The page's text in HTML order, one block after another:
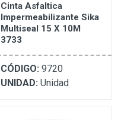
Cinta Asfaltica
Impermeabilizante Sika
Multiseal 15 X 10M
3733
CÓDIGO: 9720
UNIDAD: Unidad